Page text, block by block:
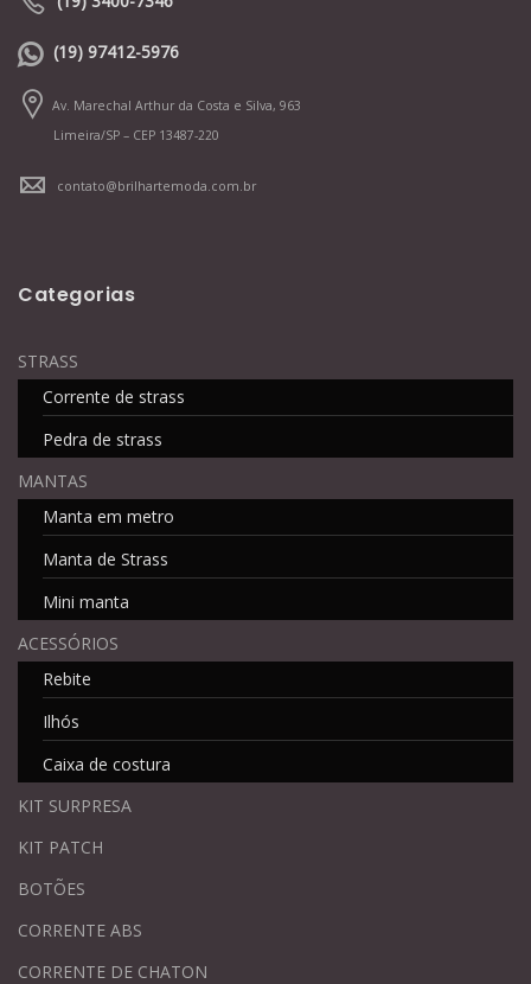
(19) 97412-5976
Av. Marechal Arthur da Costa e Silva, 963
Limeira/SP – CEP 13487-220
contato@brilhartemoda.com.br
Categorias
STRASS
Corrente de strass
Pedra de strass
MANTAS
Manta em metro
Manta de Strass
Mini manta
ACESSÓRIOS
Rebite
Ilhós
Caixa de costura
KIT SURPRESA
KIT PATCH
BOTÕES
CORRENTE ABS
CORRENTE DE CHATON